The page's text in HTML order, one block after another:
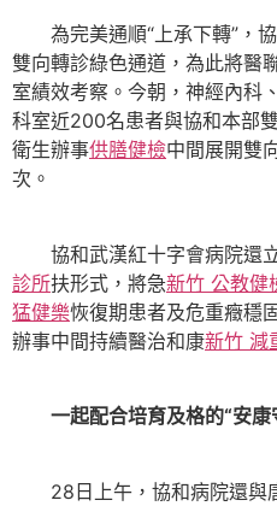
為完美通順“上承下轉”，協
雙向轉診綠色通道，為此將醫
室績效考察。今朝，神經內科
科室近200名患者與協和本部
衛生辦事供膳健檢中間展開雙
次。
協和武漢紅十字會病院還
診所扶形式，將急新竹 公教健
猛健樂恢復期患者及危重癥穩
辦事中間持續醫治和康新竹 減
一起配合培育及格的“安康
28日上午，協和病院還與